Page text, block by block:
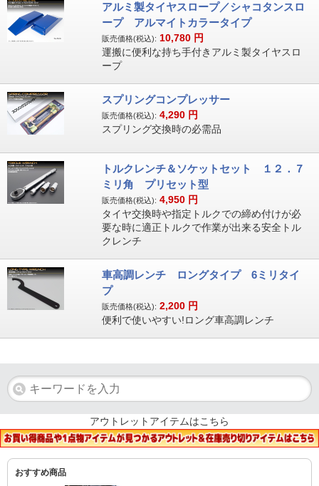
アルミ製タイヤスロープ／シャコタンスロ
ープ アルマイトカラータイプ
販売価格(税込): 10,780 円
運搬に便利な持ち手付きアルミ製タイヤスロ
ープ
スプリングコンプレッサー
販売価格(税込): 4,290 円
スプリング交換時の必需品
トルクレンチ＆ソケットセット １２．７
ミリ角 プリセット型
販売価格(税込): 4,950 円
タイヤ交換時や指定トルクでの締め付けが必
要な時に適正トルクで作業が出来る安全トル
クレンチ
車高調レンチ ロングタイプ 6ミリタイ
プ
販売価格(税込): 2,200 円
便利で使いやすい!ロング車高調レンチ
アウトレットアイテムはこちら
おすすめ商品